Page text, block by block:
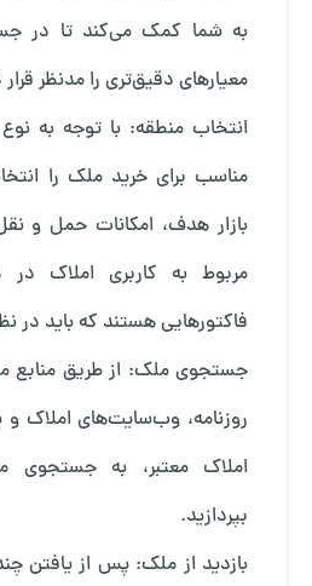
به شما کمک می‌کند تا در
معیارهای دقیق‌تری را مدنظر
انتخاب منطقه: با توجه به
مناسب برای خرید ملک را
بازار هدف، امکانات حمل و
مربوط به کاربری املاک
فاکتورهایی هستند که باید در
جستجوی ملک: از طریق منابع
روزنامه، وب‌سایت‌های املاک و
املاک معتبر، به جستجوی
بپردازید.
بازدید از ملک: پس از یافتن